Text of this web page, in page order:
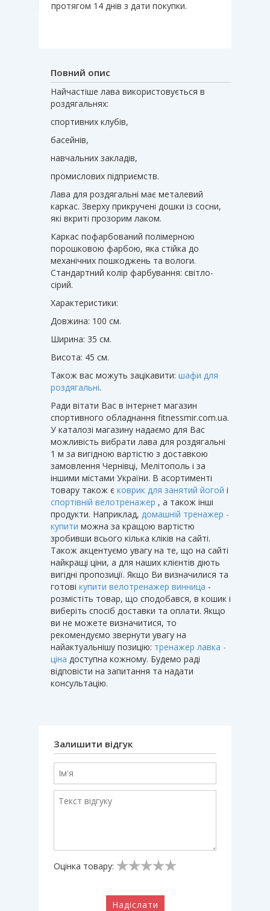
протягом 14 днів з дати покупки.
Повний опис
Найчастіше лава використовується в
роздягальнях:
спортивних клубів,
басейнів,
навчальних закладів,
промислових підприємств.
Лава для роздягальні має металевий
каркас. Зверху прикручені дошки із сосни,
які вкриті прозорим лаком.
Каркас пофарбований полімерною
порошковою фарбою, яка стійка до
механічних пошкоджень та вологи.
Стандартний колір фарбування: світло-
сірий.
Характеристики:
Довжина: 100 см.
Ширина: 35 см.
Висота: 45 см.
Також вас можуть зацікавити: шафи для
роздягальні.
Ради вітати Вас в інтернет магазин
спортивного обладнання fitnessmir.com.ua.
У каталозі магазину надаємо для Вас
можливість вибрати лава для роздягальні
1 м за вигідною вартістю з доставкою
замовлення Чернівці, Мелітополь і за
іншими містами України. В асортименті
товару також є коврик для занятий йогой і
спортівній велотренажер , а також інші
продукти. Наприклад, домашній тренажер -
купити можна за кращою вартістю
зробивши всього кілька кліків на сайті.
Також акцентуємо увагу на те, що на сайті
найкращі ціни, а для наших клієнтів діють
вигідні пропозиції. Якщо Ви визначилися та
готові купити велотренажер винница -
розмістіть товар, що сподобався, в кошик і
виберіть спосіб доставки та оплати. Якщо
ви не можете визначитися, то
рекомендуємо звернути увагу на
найактуальнішу позицію: тренажер лавка -
ціна доступна кожному. Будемо раді
відповісти на запитання та надати
консультацію.
Залишити відгук
Оцінка товару:
Надіслати